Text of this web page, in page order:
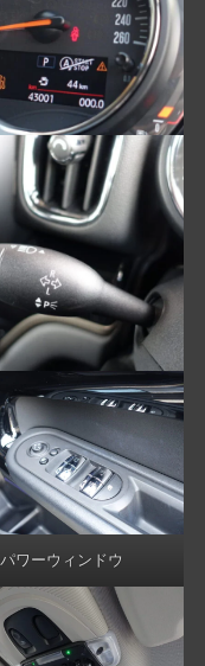
パワーウィンドウ